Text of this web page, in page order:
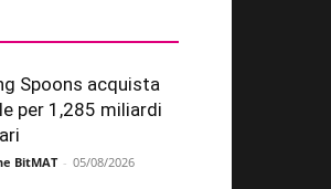
Spoons acquista
per 1,285 miliardi
BitMAT - 05/08/2026